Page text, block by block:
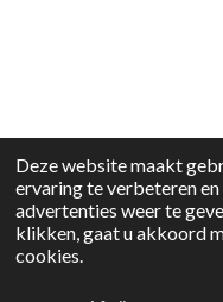
Deze website maakt
ervaring te verbeteren
advertenties weer te
klikken, gaat u akkoord
cookies.